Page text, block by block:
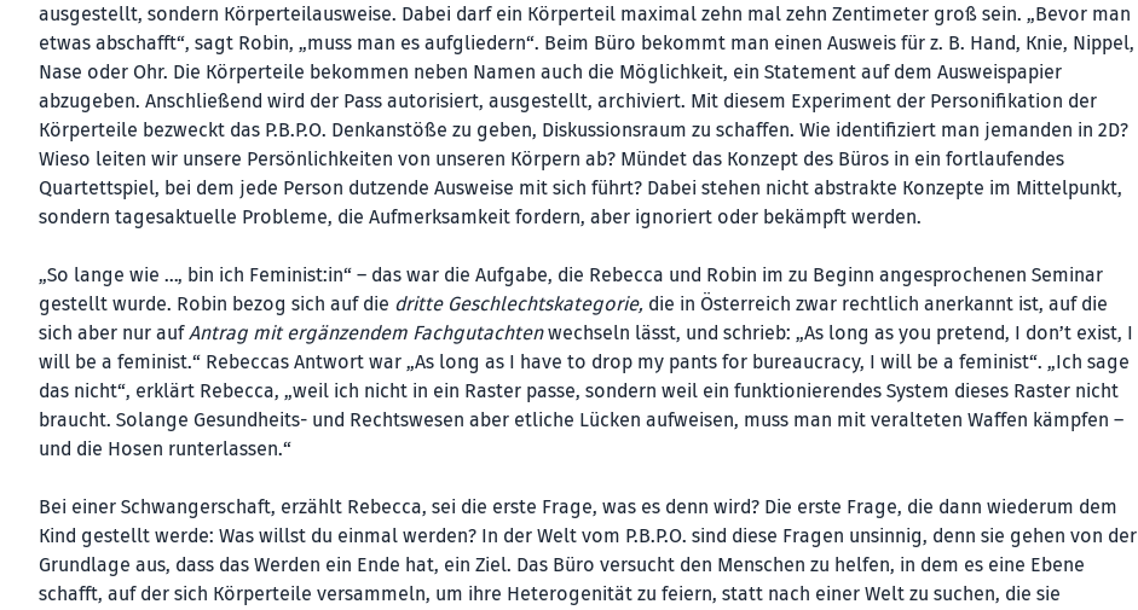
ausgestellt, sondern Körperteilausweise. Dabei darf ein Körperteil maximal zehn mal zehn Zentimeter groß sein. „Bevor man
etwas abschafft“, sagt Robin, „muss man es aufgliedern“. Beim Büro bekommt man einen Ausweis für z. B. Hand, Knie, Nippel,
Nase oder Ohr. Die Körperteile bekommen neben Namen auch die Möglichkeit, ein Statement auf dem Ausweispapier
abzugeben. Anschließend wird der Pass autorisiert, ausgestellt, archiviert. Mit diesem Experiment der Personifikation der
Körperteile bezweckt das P.B.P.O. Denkanstöße zu geben, Diskussionsraum zu schaffen. Wie identifiziert man jemanden in 2D?
Wieso leiten wir unsere Persönlichkeiten von unseren Körpern ab? Mündet das Konzept des Büros in ein fortlaufendes
Quartettspiel, bei dem jede Person dutzende Ausweise mit sich führt? Dabei stehen nicht abstrakte Konzepte im Mittelpunkt,
sondern tagesaktuelle Probleme, die Aufmerksamkeit fordern, aber ignoriert oder bekämpft werden.
„So lange wie …, bin ich Feminist:in“ – das war die Aufgabe, die Rebecca und Robin im zu Beginn angesprochenen Seminar
gestellt wurde. Robin bezog sich auf die dritte Geschlechtskategorie, die in Österreich zwar rechtlich anerkannt ist, auf die
sich aber nur aufAntrag mit ergänzendem Fachgutachtenwechseln lässt, und schrieb: „As long as you pretend, I don’t exist, I
will be a feminist.“ Rebeccas Antwort war „As long as I have to drop my pants for bureaucracy, I will be a feminist“. „Ich sage
das nicht“, erklärt Rebecca, „weil ich nicht in ein Raster passe, sondern weil ein funktionierendes System dieses Raster nicht
braucht. Solange Gesundheits- und Rechtswesen aber etliche Lücken aufweisen, muss man mit veralteten Waffen kämpfen –
und die Hosen runterlassen.“
Bei einer Schwangerschaft, erzählt Rebecca, sei die erste Frage, was es denn wird? Die erste Frage, die dann wiederum dem
Kind gestellt werde: Was willst du einmal werden? In der Welt vom P.B.P.O. sind diese Fragen unsinnig, denn sie gehen von der
Grundlage aus, dass das Werden ein Ende hat, ein Ziel. Das Büro versucht den Menschen zu helfen, in dem es eine Ebene
schafft, auf der sich Körperteile versammeln, um ihre Heterogenität zu feiern, statt nach einer Welt zu suchen, die sie